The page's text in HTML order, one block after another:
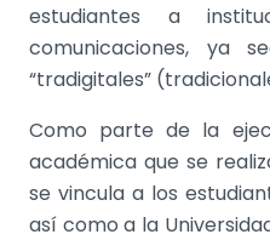
estudiantes a
comunicaciones, ya
“tradigitales”
Como parte de la
académica que se
se vincula a los
así como a la